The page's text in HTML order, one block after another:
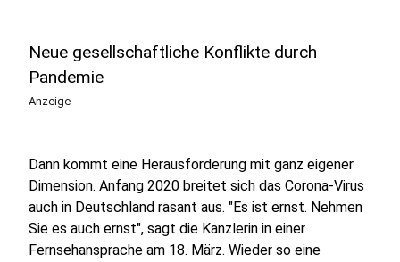
Neue gesellschaftliche Konflikte durch
Pandemie
Anzeige
Dann kommt eine Herausforderung mit ganz eigener
Dimension. Anfang 2020 breitet sich das Corona-Virus
auch in Deutschland rasant aus. "Es ist ernst. Nehmen
Sie es auch ernst", sagt die Kanzlerin in einer
Fernsehansprache am 18. März. Wieder so eine